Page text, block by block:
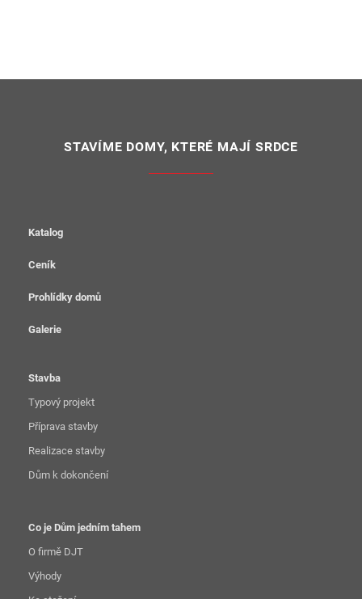
STAVÍME DOMY, KTERÉ MAJÍ SRDCE
Katalog
Ceník
Prohlídky domů
Galerie
Stavba
Typový projekt
Příprava stavby
Realizace stavby
Dům k dokončení
Co je Dům jedním tahem
O firmě DJT
Výhody